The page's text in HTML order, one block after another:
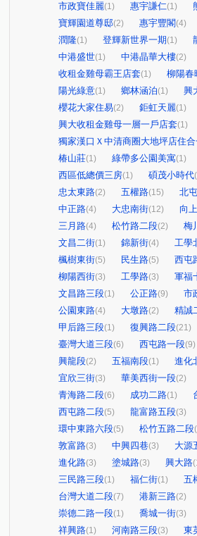
市政寶佳麗(1) 惠宇謙仁(1)
寶輝園道尊邸(2) 惠宇豐閣(4)
潤隆(1) 登輝新世界一期(1)
中港盛世(1) 中港晶華大樓(2)
收租金雞母霸王店套(1) 柳陽春
陽光綠意(1) 鄉林涵泊(1) 興
櫻花大家住易(2) 鉅虹天麗(1)
興大收租金雞母一層一戶店套(1)
獨家漢口Ｘ中清商圈大地坪店住
椿山莊(1) 綠帶多公園美寓(1)
西區低總價三房(1) 碩茂小時代
忠太東路(2) 五權路(15) 北
中正路(4) 大忠南街(12) 向
三月路(4) 松竹路二段(2) 梅
文昌二街(1) 錦新街(4) 工學
楓樹東街(5) 民生路(5) 西屯
柳陽西街(3) 工學路(3) 軍福
文昌路三段(1) 公正路(9) 市
公園東路(4) 大墩路(2) 精誠
甲后路三段(1) 復興路二段(21)
臺灣大道三段(6) 西屯路一段(9)
興龍段(2) 五福南段(1) 進化
宜欣三街(3) 華美西街一段(2)
青海路二段(6) 成功二路(1)
西屯路二段(5) 龍富路五段(3)
環中東路六段(5) 松竹五路二段
敦富路(3) 中興四巷(3) 大源
進化路(3) 塗城路(3) 興大路
三民路三段(1) 福仁街(1) 五
台灣大道二段(7) 港新三路(2)
崇德二路一段(1) 喬城一街(3)
祥興路(1) 河南路三段(3) 東